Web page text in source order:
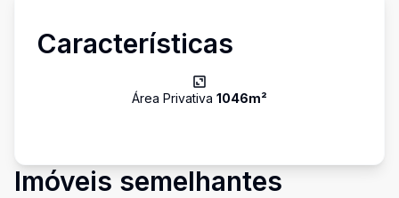
Características
Área Privativa 1046m²
Imóveis semelhantes